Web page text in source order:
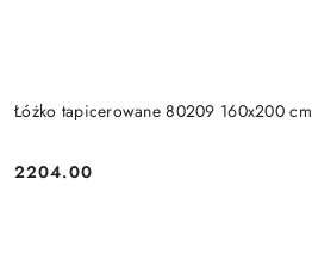
Łóżko tapicerowane 80209 160x200 cm
Cena:
2204.00